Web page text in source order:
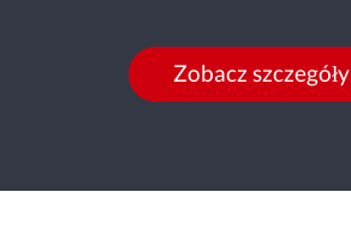
Zobacz szczegóły